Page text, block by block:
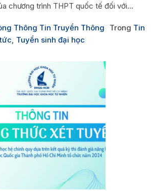
chương trình THPT quốc tế đối với...
Thông Tin Truyền Thông Trong Tin
Tuyển sinh đại học